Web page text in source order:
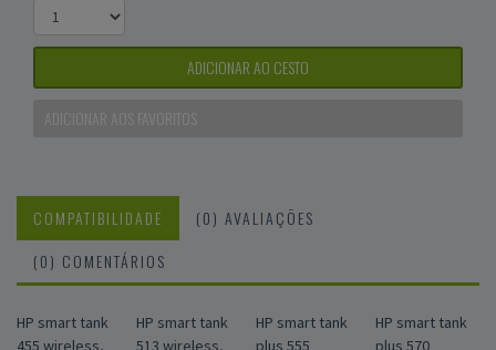
ADICIONAR AO CESTO
ADICIONAR AOS FAVORITOS
COMPATIBILIDADE
(0) AVALIAÇÕES
(0) COMENTÁRIOS
HP smart tank
455 wireless,
HP smart tank
513 wireless,
HP smart tank
plus 555
HP smart tank
plus 570